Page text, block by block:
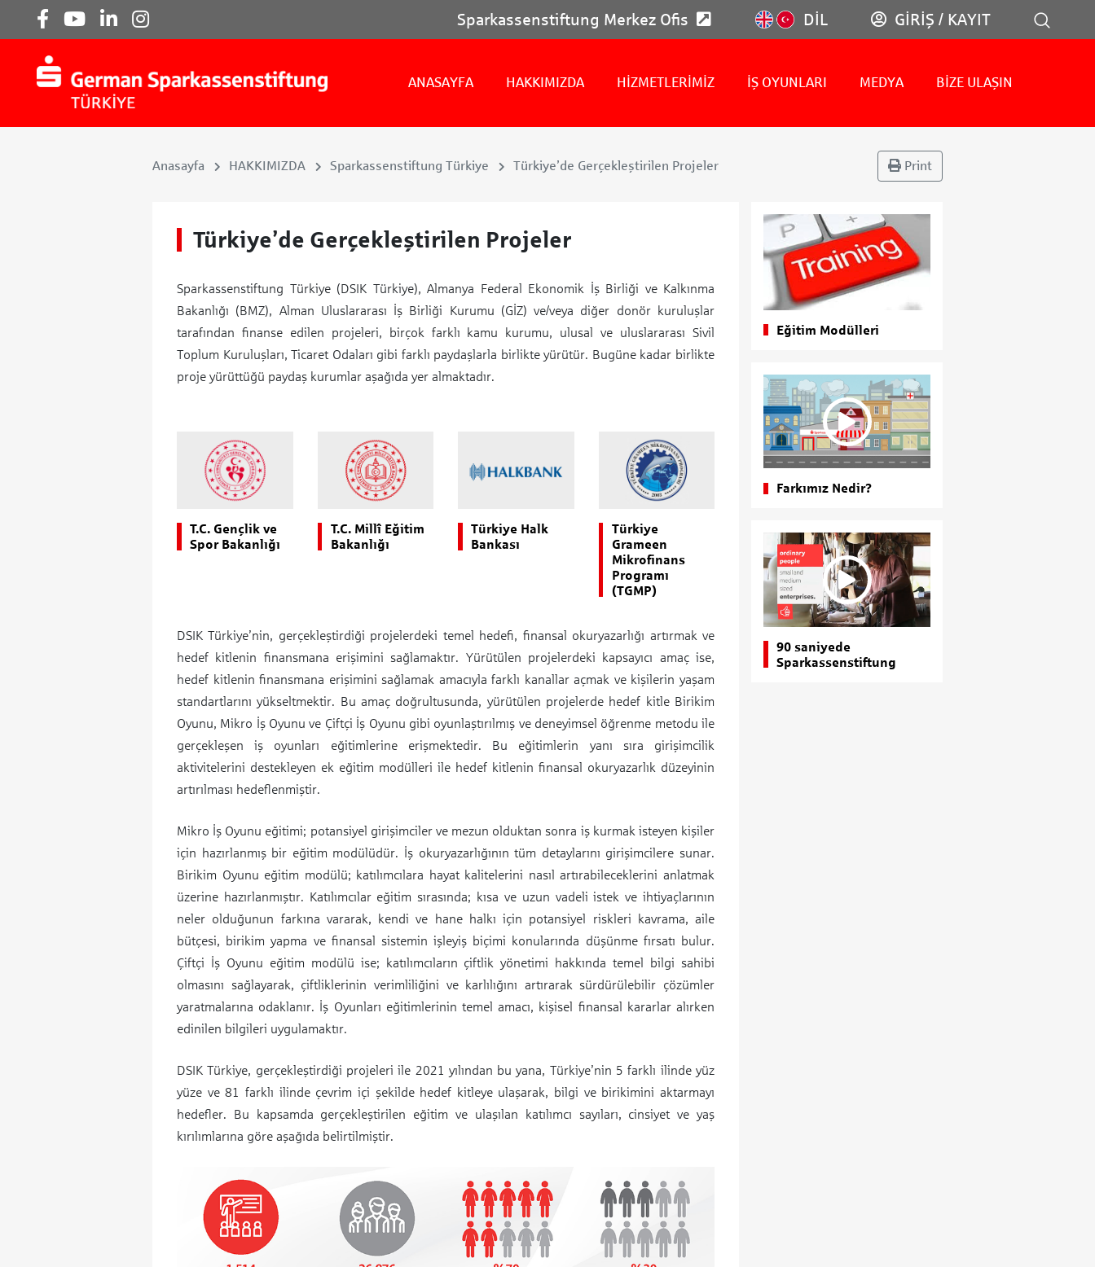
Sparkassenstiftung Merkez Ofis DİL GİRİŞ / KAYIT
ANASAYFA HAKKIMIZDA HİZMETLERİMİZ İŞ OYUNLARI MEDYA BİZE ULAŞIN
Anasayfa HAKKIMIZDA Sparkassenstiftung Türkiye Türkiye’de Gerçekleştirilen Projeler Print
Türkiye’de Gerçekleştirilen Projeler
Sparkassenstiftung Türkiye (DSIK Türkiye), Almanya Federal Ekonomik İş Birliği ve Kalkınma
Bakanlığı (BMZ), Alman Uluslararası İş Birliği Kurumu (GİZ) ve/veya diğer donör kuruluşlar
tarafından finanse edilen projeleri, birçok farklı kamu kurumu, ulusal ve uluslararası Sivil
Toplum Kuruluşları, Ticaret Odaları gibi farklı paydaşlarla birlikte yürütür. Bugüne kadar birlikte
proje yürüttüğü paydaş kurumlar aşağıda yer almaktadır.
T.C. Gençlik ve
Spor Bakanlığı
T.C. Millî Eğitim
Bakanlığı
Türkiye Halk
Bankası
Türkiye
Grameen
Mikrofinans
Programı
(TGMP)
DSIK Türkiye’nin, gerçekleştirdiği projelerdeki temel hedefi, finansal okuryazarlığı artırmak ve
hedef kitlenin finansmana erişimini sağlamaktır. Yürütülen projelerdeki kapsayıcı amaç ise,
hedef kitlenin finansmana erişimini sağlamak amacıyla farklı kanallar açmak ve kişilerin yaşam
standartlarını yükseltmektir. Bu amaç doğrultusunda, yürütülen projelerde hedef kitle Birikim
Oyunu, Mikro İş Oyunu ve Çiftçi İş Oyunu gibi oyunlaştırılmış ve deneyimsel öğrenme metodu ile
gerçekleşen iş oyunları eğitimlerine erişmektedir. Bu eğitimlerin yanı sıra girişimcilik
aktivitelerini destekleyen ek eğitim modülleri ile hedef kitlenin finansal okuryazarlık düzeyinin
artırılması hedeflenmiştir.
Mikro İş Oyunu eğitimi; potansiyel girişimciler ve mezun olduktan sonra iş kurmak isteyen kişiler
için hazırlanmış bir eğitim modülüdür. İş okuryazarlığının tüm detaylarını girişimcilere sunar.
Birikim Oyunu eğitim modülü; katılımcılara hayat kalitelerini nasıl artırabileceklerini anlatmak
üzerine hazırlanmıştır. Katılımcılar eğitim sırasında; kısa ve uzun vadeli istek ve ihtiyaçlarının
neler olduğunun farkına vararak, kendi ve hane halkı için potansiyel riskleri kavrama, aile
bütçesi, birikim yapma ve finansal sistemin işleyiş biçimi konularında düşünme fırsatı bulur.
Çiftçi İş Oyunu eğitim modülü ise; katılımcıların çiftlik yönetimi hakkında temel bilgi sahibi
olmasını sağlayarak, çiftliklerinin verimliliğini ve karlılığını artırarak sürdürülebilir çözümler
yaratmalarına odaklanır. İş Oyunları eğitimlerinin temel amacı, kişisel finansal kararlar alırken
edinilen bilgileri uygulamaktır.
DSIK Türkiye, gerçekleştirdiği projeleri ile 2021 yılından bu yana, Türkiye’nin 5 farklı ilinde yüz
yüze ve 81 farklı ilinde çevrim içi şekilde hedef kitleye ulaşarak, bilgi ve birikimini aktarmayı
hedefler. Bu kapsamda gerçekleştirilen eğitim ve ulaşılan katılımcı sayıları, cinsiyet ve yaş
kırılımlarına göre aşağıda belirtilmiştir.
Eğitim Modülleri
Farkımız Nedir?
90 saniyede
Sparkassenstiftung